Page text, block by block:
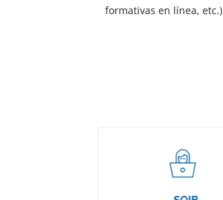
formativas en línea, etc.)